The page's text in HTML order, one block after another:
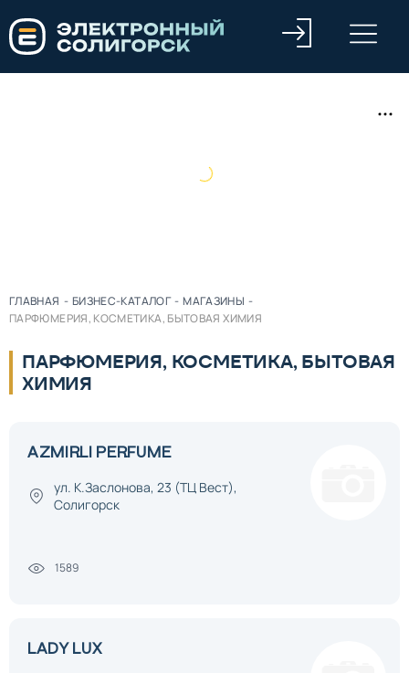
ГЛАВНАЯ - БИЗНЕС-КАТАЛОГ - МАГАЗИНЫ -
ПАРФЮМЕРИЯ, КОСМЕТИКА, БЫТОВАЯ ХИМИЯ
ПАРФЮМЕРИЯ, КОСМЕТИКА, БЫТОВАЯ
ХИМИЯ
AZMIRLI PERFUME
ул. К.Заслонова, 23 (ТЦ Вест),
Солигорск
1589
LADY LUX